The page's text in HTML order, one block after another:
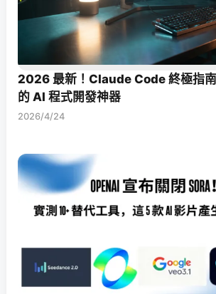
2026 最新！Claude Code 終極指
的 AI 程式開發神器
2026/4/24